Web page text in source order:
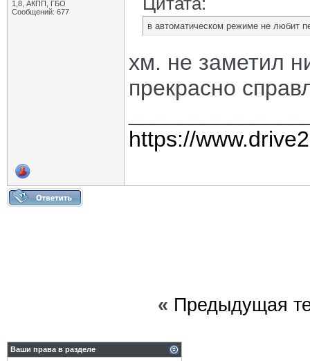
1,8, АКПП, ГБО
Сообщений: 677
в автоматическом режиме не любит
хм. не заметил
прекрасно
https://
« Предыдущая
Ваши права в разделе